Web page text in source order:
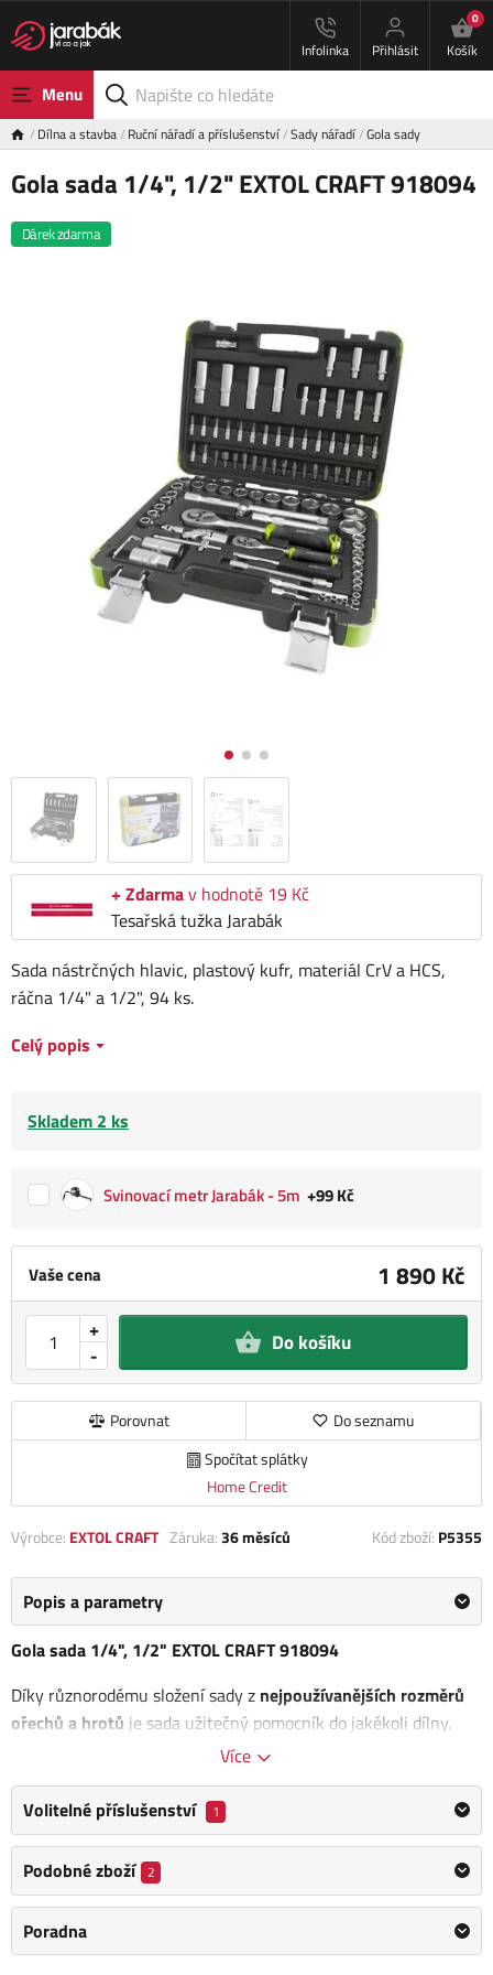
Infolinka Přihlásit
0
Košík
Menu
Dílna a stavba Ruční nářadí a příslušenství Sady nářadí Gola sady
Gola sada 1/4", 1/2" EXTOL CRAFT 918094
Dárek zdarma
+ Zdarmav hodnotě 19 Kč
Tesařská tužka Jarabák
Vaše cena 1 890 Kč
-
+ Do košíku
Porovnat
Do seznamu
Spočítat splátky
Home Credit
Sada nástrčných hlavic, plastový kufr, materiál CrV a HCS,
ráčna 1/4" a 1/2", 94 ks.
Celý popis
Skladem 2 ks
Svinovací metr Jarabák - 5m +99 Kč
Výrobce: EXTOL CRAFT Záruka:36 měsíců Kód zboží: P5355
Popis a parametry
Gola sada 1/4", 1/2" EXTOL CRAFT 918094
Díky různorodému složení sady z nejpoužívanějších rozměrů
ořechů a hrotů je sada užitečný pomocník do jakékoli dílny.
Jednotlivé části této sady jsou vyrobeny z kvalitní kalené oceli
Počet v sadě: 94 ks
Obsah balení:
Plastový kufr
Ráčna: 1/4" (45T), 1/2" (45T)
Více
Volitelné příslušenství 1
Podobné zboží 2
Poradna